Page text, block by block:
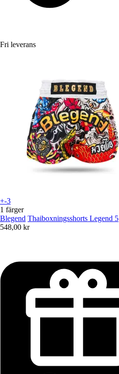
Fri leverans
+-3
1 färger
Blegend Thaiboxningsshorts Legend 5
548,00 kr